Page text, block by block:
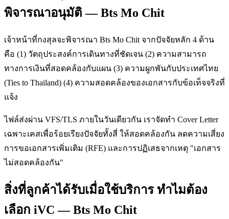
พิจารณาอนุมัติ — Bts Mo Chit
เจ้าหน้าที่กงสุลจะพิจารณา Bts Mo Chit จากปัจจัยหลัก 4 ด้าน
คือ (1) วัตถุประสงค์การเดินทางที่ชัดเจน (2) ความสามารถ
ทางการเงินที่สอดคล้องกับแผน (3) ความผูกพันกับประเทศไทย
(Ties to Thailand) (4) ความสอดคล้องของเอกสารกับข้อเท็จจริงที่
แจ้ง
ไฟล์ส่งผ่าน VFS/TLS ภายในวันเดียวกัน เราจัดทำ Cover Letter
เฉพาะเคสเพื่อร้อยเรียงปัจจัยทั้งสี่ ให้สอดคล้องกัน ลดความเสี่ยง
การขอเอกสารเพิ่มเติม (RFE) และการปฏิเสธจากเหตุ "เอกสาร
ไม่สอดคล้องกัน"
สิ่งที่ลูกค้าได้รับเมื่อใช้บริการ ทำไมต้อง
เลือก iVC — Bts Mo Chit